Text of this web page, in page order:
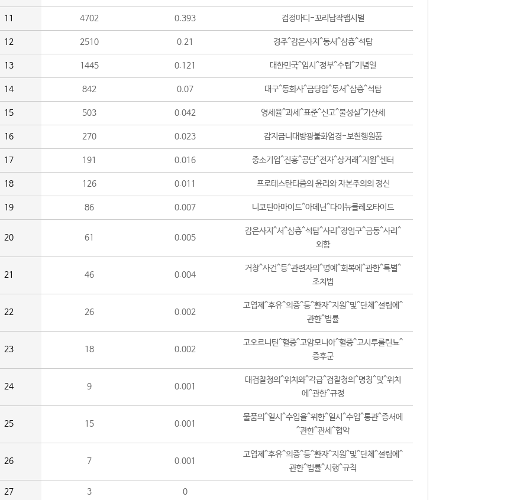
11 4702 0.393 검정마디-꼬리납작맵시벌
12 2510 0.21 경주^감은사지^동서^삼층^석탑
13 1445 0.121 대한민국^임시^정부^수립^기념일
14 842 0.07 대구^동화사^금당암^동서^삼층^석탑
15 503 0.042 영세율^과세^표준^신고^불성실^가산세
16 270 0.023 감지금니대방광불화엄경-보현행원품
17 191 0.016 중소기업^진흥^공단^전자^상거래^지원^센터
18 126 0.011 프로테스탄티즘의 윤리와 자본주의의 정신
19 86 0.007 니코틴아마이드^아데닌^다이뉴클레오타이드
20 61 0.005
감은사지^서^삼층^석탑^사리^장엄구^금동^사리^
외함
21 46 0.004
거창^사건^등^관련자의^명예^회복에^관한^특별^
조치법
22 26 0.002
고엽제^후유^의증^등^환자^지원^및^단체^설립에^
관한^법률
23 18 0.002
고오르니틴^혈증^고암모니아^혈증^고시투룰린뇨^
증후군
24 9 0.001
대검찰청의^위치와^각급^검찰청의^명칭^및^위치
에^관한^규정
25 15 0.001
물품의^일시^수입을^위한^일시^수입^통관^증서에
^관한^관세^협약
26 7 0.001
고엽제^후유^의증^등^환자^지원^및^단체^설립에^
관한^법률^시행^규칙
27 3 0